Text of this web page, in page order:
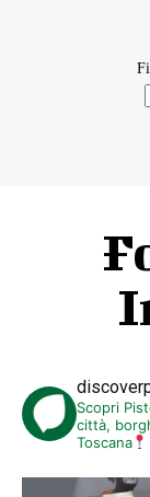
Scopri
città,
Toscana